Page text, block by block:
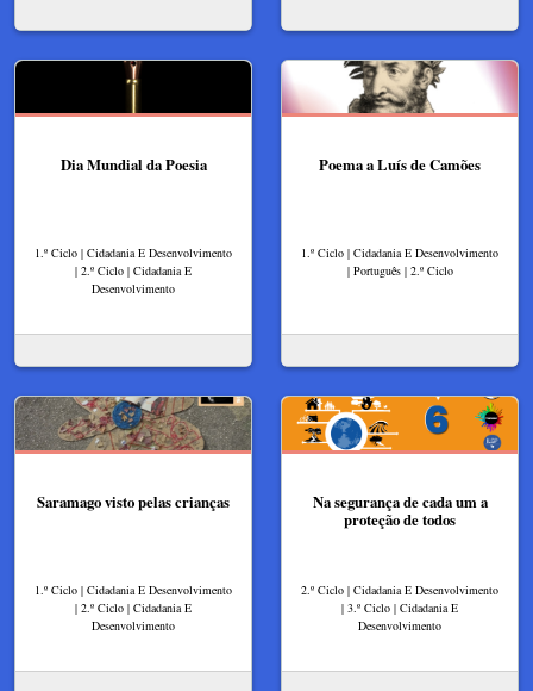
Dia Mundial da Poesia
1.º Ciclo | Cidadania E Desenvolvimento
| 2.º Ciclo | Cidadania E
Desenvolvimento
Poema a Luís de Camões
1.º Ciclo | Cidadania E Desenvolvimento
| Português | 2.º Ciclo
Saramago visto pelas crianças
1.º Ciclo | Cidadania E Desenvolvimento
| 2.º Ciclo | Cidadania E
Desenvolvimento
Na segurança de cada um a
proteção de todos
2.º Ciclo | Cidadania E Desenvolvimento
| 3.º Ciclo | Cidadania E
Desenvolvimento